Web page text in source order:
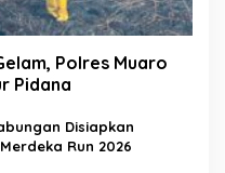
Polres Muaro
Pidana
Disiapkan
Run 2026